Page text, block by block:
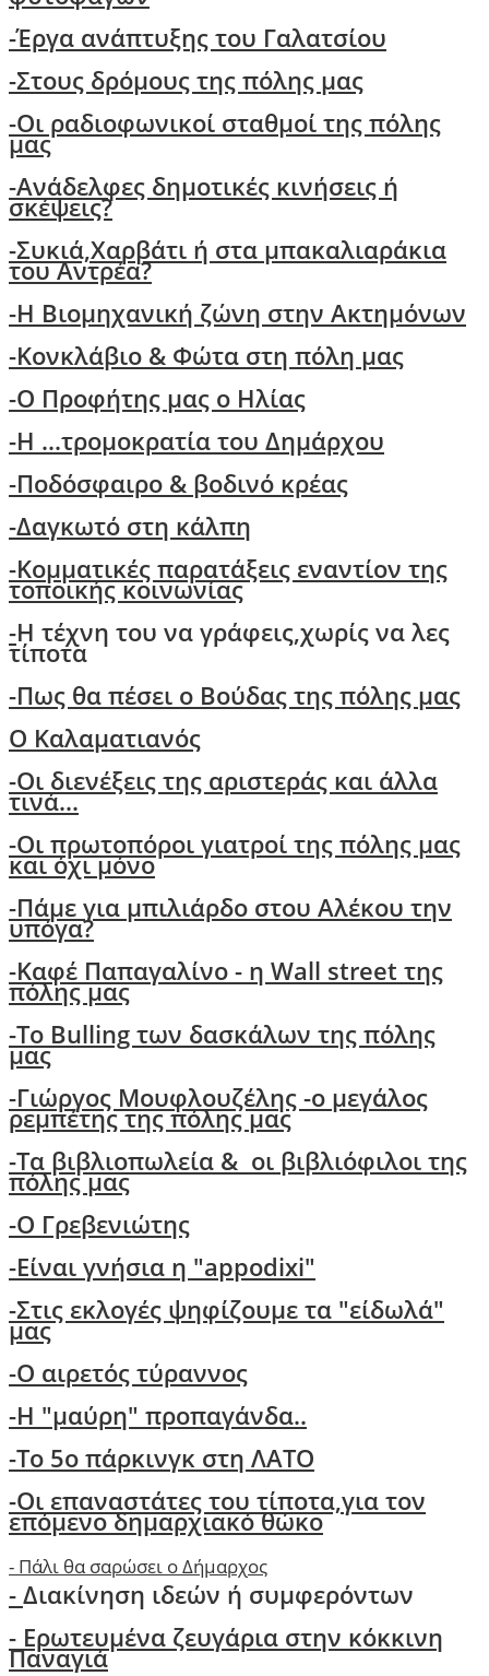
-Έργα ανάπτυξης του Γαλατσίου
-Στους δρόμους της πόλης μας
-Oι ραδιοφωνικοί σταθμοί της πόλης
μας
-Ανάδελφες δημοτικές κινήσεις ή
σκέψεις?
-Συκιά,Χαρβάτι ή στα μπακαλιαράκια
του Αντρέα?
-Η Βιομηχανική ζώνη στην Ακτημόνων
-Κονκλάβιο & Φώτα στη πόλη μας
-Ο Προφήτης μας ο Ηλίας
-Η ...τρομοκρατία του Δημάρχου
-Ποδόσφαιρο & βοδινό κρέας
-Δαγκωτό στη κάλπη
-Kομματικές παρατάξεις εναντίον της
τοποικής κοινωνίας
-Η τέχνη του να γράφεις,χωρίς να λες
τίποτα
-Πως θα πέσει ο Βούδας της πόλης μας
O Kαλαματιανός
-Oι διενέξεις της αριστεράς και άλλα
τινά...
-Οι πρωτοπόροι γιατροί της πόλης μας
και όχι μόνο
-Πάμε για μπιλιάρδο στου Αλέκου την
υπόγα?
-Καφέ Παπαγαλίνο - η Wall street της
πόλης μας
-Το Bulling των δασκάλων της πόλης
μας
-Γιώργος Μουφλουζέλης -ο μεγάλος
ρεμπέτης της πόλης μας
-Τα βιβλιοπωλεία & οι βιβλιόφιλοι της
πόλης μας
-O Γρεβενιώτης
-Είναι γνήσια η "appodixi"
-Στις εκλογές ψηφίζουμε τα "είδωλά"
μας
-Ο αιρετός τύραννος
-H "μαύρη" προπαγάνδα..
-Το 5ο πάρκινγκ στη ΛΑΤΟ
-Οι επαναστάτες του τίποτα,για τον
επόμενο δημαρχιακό θώκο
- Πάλι θα σαρώσει ο Δήμαρχος
-Διακίνηση ιδεών ή συμφερόντων
- Ερωτευμένα ζευγάρια στην κόκκινη
Παναγιά